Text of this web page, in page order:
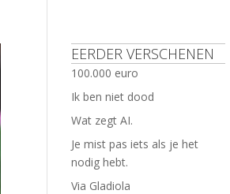
EERDER VERSCHENEN
100.000 euro
Ik ben niet dood
Wat zegt AI.
Je mist pas iets als je het
nodig hebt.
Via Gladiola